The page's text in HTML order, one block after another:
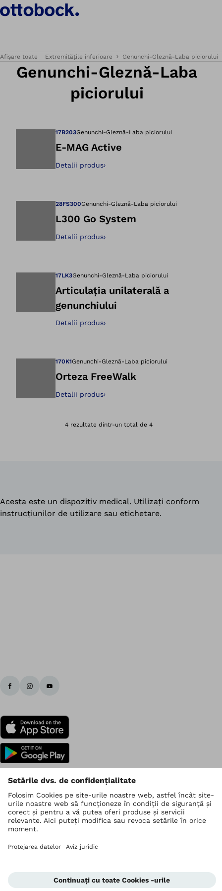
Afișare toate Extremitățile inferioare Genunchi-Gleznă-Laba piciorului
Genunchi-Gleznă-Laba
piciorului
17B203Genunchi-Gleznă-Laba piciorului
E-MAG Active
Detalii produs›
28FS300Genunchi-Gleznă-Laba piciorului
L300 Go System
Detalii produs›
Deschidere
17LK3Genunchi-Gleznă-Laba piciorului
Articulația unilaterală a
genunchiului
Detalii produs›
170K1Genunchi-Gleznă-Laba piciorului
Orteza FreeWalk
Detalii produs›
4 rezultate dintr-un total de 4
Acesta este un dispozitiv medical. Utilizați conform
instrucțiunilor de utilizare sau etichetare.
Ottobock La nivel mondial
Declarația de confidențialitate a datelor